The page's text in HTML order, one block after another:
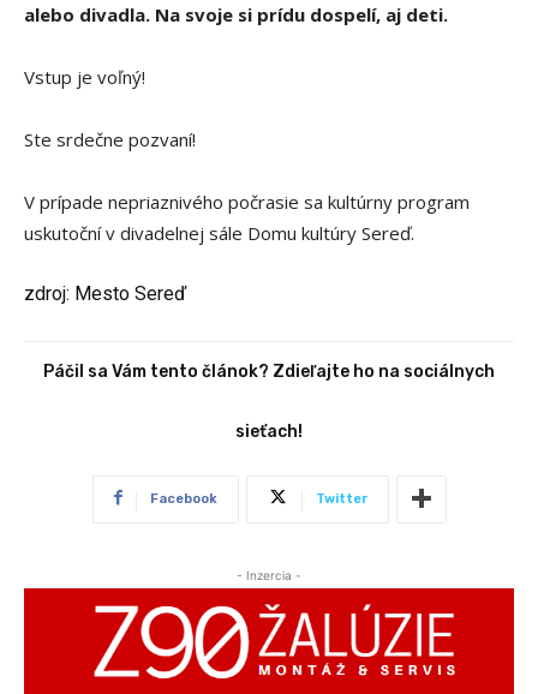
alebo divadla. Na svoje si prídu dospelí, aj deti.
Vstup je voľný!
Ste srdečne pozvaní!
V prípade nepriaznivého počrasie sa kultúrny program
uskutoční v divadelnej sále Domu kultúry Sereď.
zdroj: Mesto Sereď
Páčil sa Vám tento článok? Zdieľajte ho na sociálnych
sieťach!
Facebook Twitter
- Inzercia -